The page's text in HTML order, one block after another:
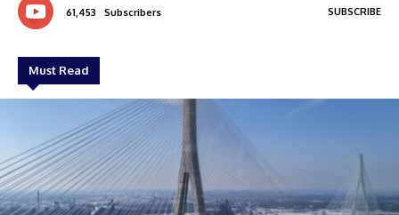
61,453 Subscribers SUBSCRIBE
Must Read